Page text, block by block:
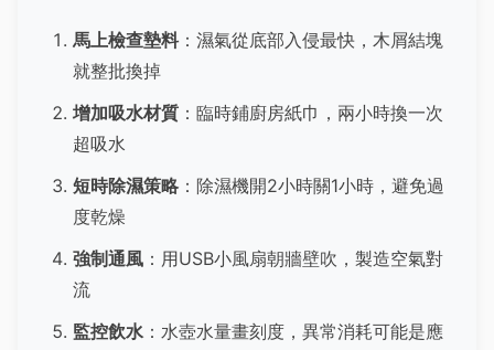
馬上檢查墊料：濕氣從底部入侵最快，木屑結塊
就整批換掉
增加吸水材質 ：臨時鋪廚房紙巾，兩小時換一次
超吸水
短時除濕策略 ：除濕機開2小時關1小時，避免過
度乾燥
強制通風 ：用USB小風扇朝牆壁吹，製造空氣對
流
監控飲水 ：水壺水量畫刻度，異常消耗可能是應